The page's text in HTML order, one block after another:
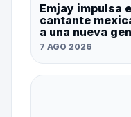
Emjay impulsa
cantante
a una nueva
7 AGO 2026